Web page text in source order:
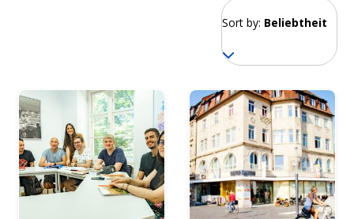
Sort by: Beliebtheit